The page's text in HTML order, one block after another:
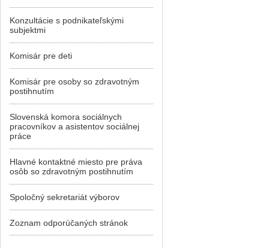
Konzultácie s podnikateľskými
subjektmi
Komisár pre deti
Komisár pre osoby so zdravotným
postihnutím
Slovenská komora sociálnych
pracovníkov a asistentov sociálnej
práce
Hlavné kontaktné miesto pre práva
osôb so zdravotným postihnutím
Spoločný sekretariát výborov
Zoznam odporúčaných stránok